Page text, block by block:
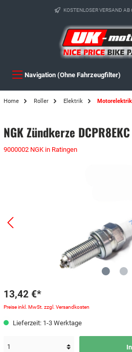
KOSTENLOSER VERSAND
Navigation (Ohne Fahrzeugfilter)
Home Roller Elektrik Motorelektrik
NGK Zündkerze
9000002 NGK in Ratingen
13,42 €*
Preise inkl. MwSt. zzgl. Versandkosten
Lieferzeit: 1-3 Werktage